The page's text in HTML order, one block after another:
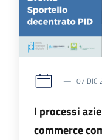
07 DIC
I processi
commerce